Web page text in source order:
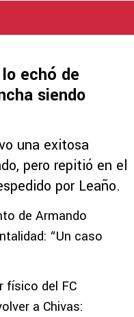
echó de
siendo
una exitosa
pero repitió en el
por Leaño.
de Armando
“Un caso
físico del FC
a Chivas: